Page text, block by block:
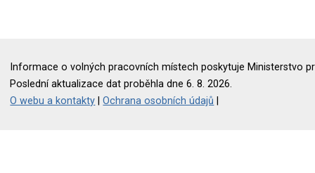
Informace o volných pracovních místech poskytuje Ministerstvo
Poslední aktualizace dat proběhla dne 6. 8. 2026.
O webu a kontakty |Ochrana osobních údajů